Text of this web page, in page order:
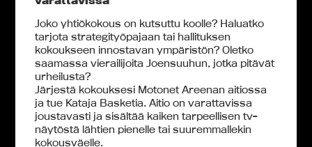
Joko yhtiökokous on kutsuttu koolle? Haluatko
tarjota strategityöpajaan tai hallituksen
kokoukseen innostavan ympäristön? Oletko
saamassa vierailijoita Joensuuhun, jotka pitävät
urheilusta?
Järjestä kokouksesi Motonet Areenan aitiossa
ja tue Kataja Basketia. Aitio on varattavissa
joustavasti ja sisältää kaiken tarpeellisen tv-
näytöstä lähtien pienelle tai suuremmallekin
kokousväelle.